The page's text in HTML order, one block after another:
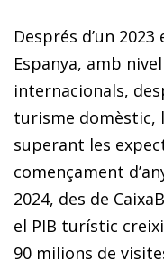
Després d’un
Espanya, amb
internacionals,
turisme domèstic,
superant les
començament
2024, des de
el PIB turístic
90 milions de